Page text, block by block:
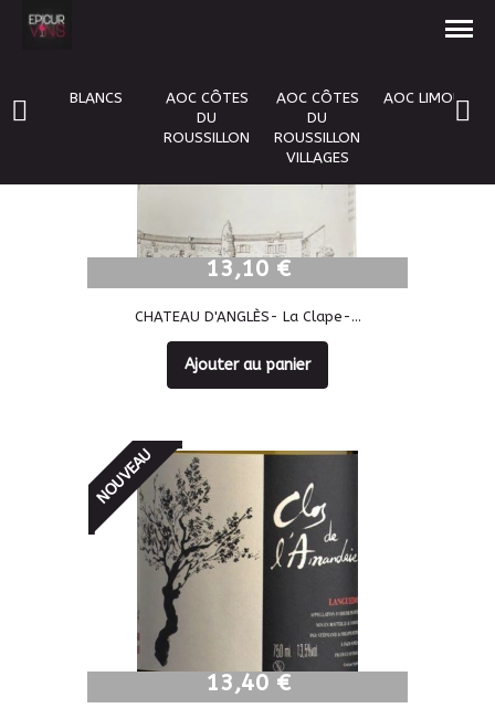
BLANCS
AOC CÔTES
DU
ROUSSILLON
AOC CÔTES
DU
ROUSSILLON
VILLAGES
AOC LIMOUX
13,10 €
13,10 €
CHATEAU D'ANGLÈS- La Clape-...
Ajouter au panier
13,40 €
13,40 €
NOUVEAU